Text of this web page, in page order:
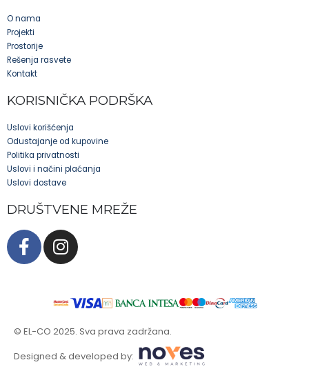
O nama
Projekti
Prostorije
Rešenja rasvete
Kontakt
KORISNIČKA PODRŠKA
Uslovi korišćenja
Odustajanje od kupovine
Politika privatnosti
Uslovi i načini plaćanja
Uslovi dostave
DRUŠTVENE MREŽE
© EL-CO 2025. Sva prava zadržana.
Designed & developed by: